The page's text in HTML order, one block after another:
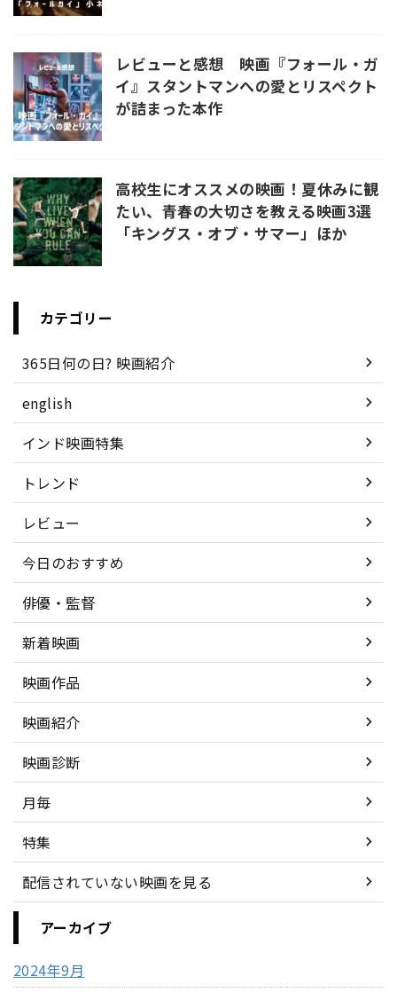
レビューと感想 映画『フォール・ガ
イ』スタントマンへの愛とリスペクト
が詰まった本作
高校生にオススメの映画！夏休みに観
たい、青春の大切さを教える映画3選
「キングス・オブ・サマー」ほか
カテゴリー
365日何の日? 映画紹介
english
インド映画特集
トレンド
レビュー
今日のおすすめ
俳優・監督
新着映画
映画作品
映画紹介
映画診断
月毎
特集
配信されていない映画を見る
アーカイブ
2024年9月